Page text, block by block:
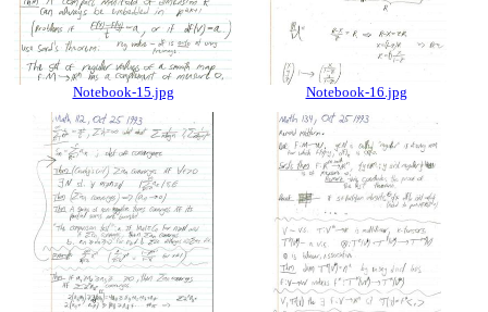
Notebook-15.jpg Notebook-16.jpg